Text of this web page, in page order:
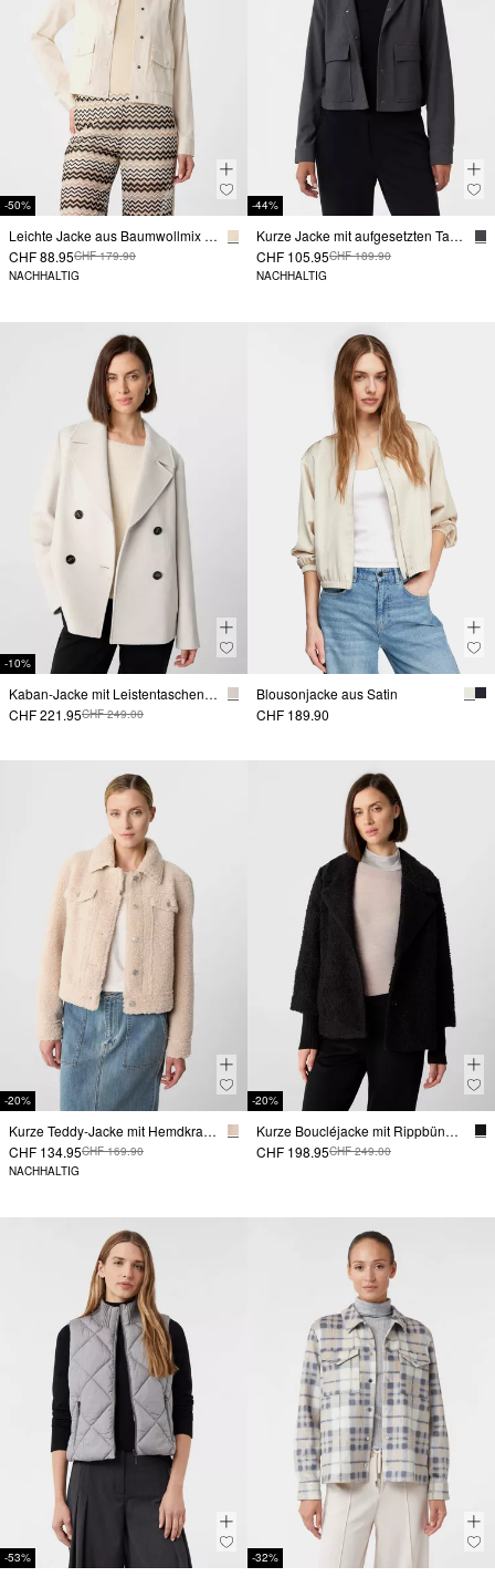
-50%
Leichte Jacke aus Baumwollmix im Boxy Fit mit Hemdkragen
CHF 88.95CHF 179.90
NACHHALTIG
-44%
Kurze Jacke mit aufgesetzten Taschen
CHF 105.95CHF 189.90
NACHHALTIG
-10%
Kaban-Jacke mit Leistentaschen und Reverskragen
CHF 221.95CHF 249.00
Blousonjacke aus Satin
CHF 189.90
-20%
Kurze Teddy-Jacke mit Hemdkragen
CHF 134.95CHF 169.90
NACHHALTIG
-20%
Kurze Boucléjacke mit Rippbündchen und Reverskragen
CHF 198.95CHF 249.00
-53% -32%